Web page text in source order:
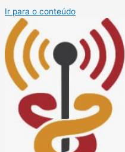
Ir para o conteúdo